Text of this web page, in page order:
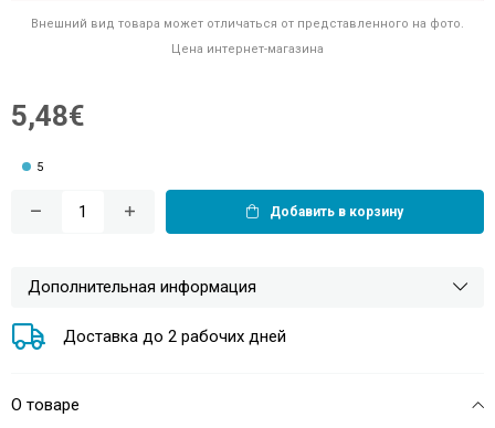
Внешний вид товара может отличаться от представленного на фото.
Цена интернет-магазина
5,48€
5
Добавить в корзину
Дополнительная информация
Доставка до 2 рабочих дней
О товаре